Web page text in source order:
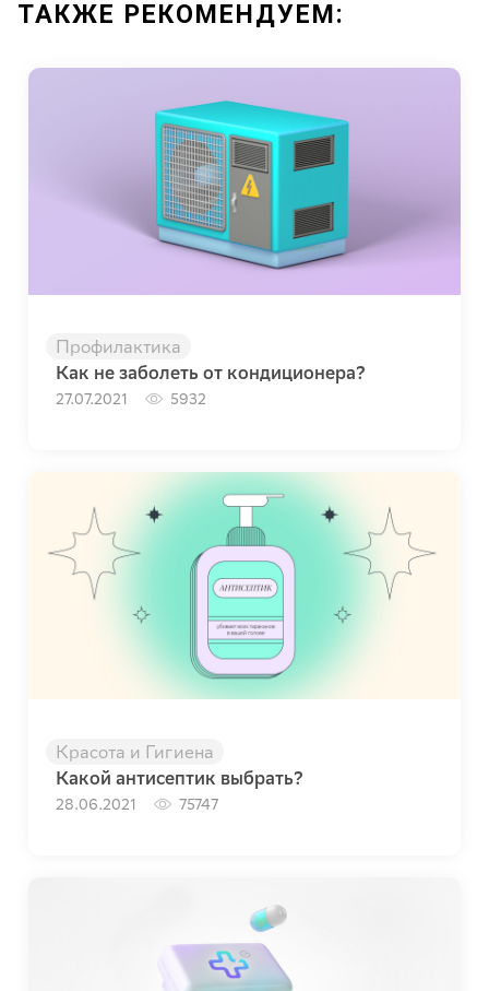
ТАКЖЕ РЕКОМЕНДУЕМ:
Профилактика
Как не заболеть от кондиционера?
27.07.2021 5932
Красота и Гигиена
Какой антисептик выбрать?
28.06.2021 75747